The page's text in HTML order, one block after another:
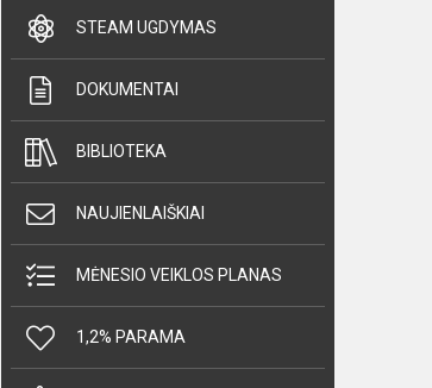
STEAM UGDYMAS
DOKUMENTAI
BIBLIOTEKA
NAUJIENLAIŠKIAI
MĖNESIO VEIKLOS PLANAS
1,2% PARAMA